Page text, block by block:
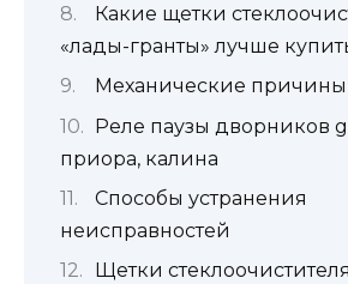
Какие щетки
«лады-гранты» лучше
Механические причины
Реле паузы дворников
приора, калина
Способы устранения
неисправностей
Щетки